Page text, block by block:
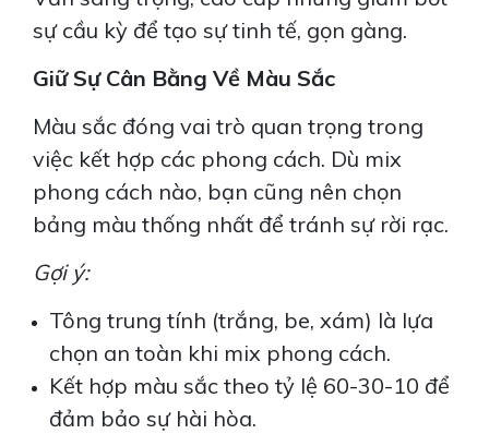
sự cầu kỳ để tạo sự tinh tế, gọn gàng.
Giữ Sự Cân Bằng Về Màu Sắc
Màu sắc đóng vai trò quan trọng trong
việc kết hợp các phong cách. Dù mix
phong cách nào, bạn cũng nên chọn
bảng màu thống nhất để tránh sự rời rạc.
Gợi ý:
Tông trung tính (trắng, be, xám) là lựa
chọn an toàn khi mix phong cách.
Kết hợp màu sắc theo tỷ lệ 60-30-10 để
đảm bảo sự hài hòa.
LẠ